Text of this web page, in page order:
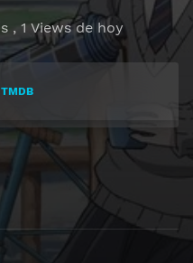
, 1 Views de hoy
TMDB